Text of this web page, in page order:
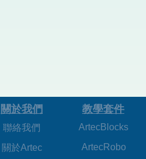
關於我們 ​教學套件
聯絡我們 ArtecBlocks
關於Artec ArtecRobo